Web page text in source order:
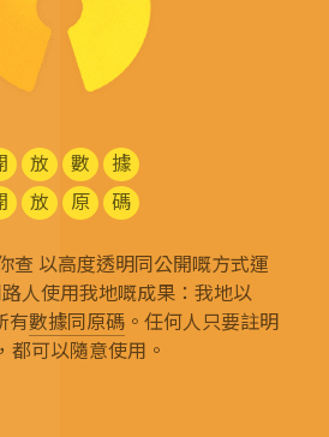
放 數
據
放 原 碼
查 以高度透明同公開嘅方式運
人使用我地嘅成果：我地以
有數據同原碼。任何人只要註明
都可以隨意使用。